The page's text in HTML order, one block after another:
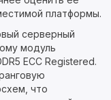
платформы.
серверный
модуль
ECC Registered.
что